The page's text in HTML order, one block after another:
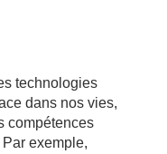
technologies
dans nos vies,
compétences
exemple,